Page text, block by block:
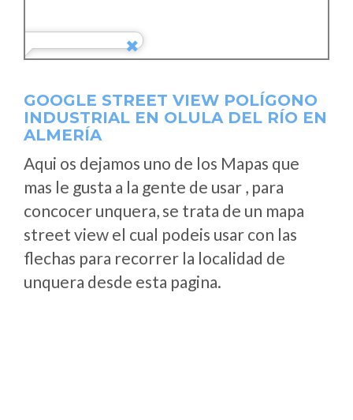
GOOGLE STREET VIEW POLÍGONO
INDUSTRIAL EN OLULA DEL RÍO EN
ALMERÍA
Aqui os dejamos uno de los Mapas que
mas le gusta a la gente de usar , para
concocer unquera, se trata de un mapa
street view el cual podeis usar con las
flechas para recorrer la localidad de
unquera desde esta pagina.